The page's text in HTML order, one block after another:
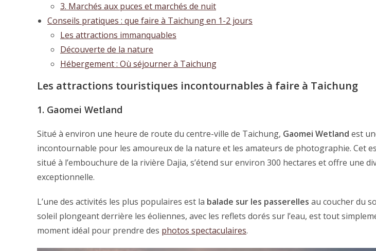
3. Marchés aux puces et marchés de nuit
Conseils pratiques : que faire à Taichung en 1-2 jours
Les attractions immanquables
Découverte de la nature
Hébergement : Où séjourner à Taichung
Les attractions touristiques incontournables à faire à Taichung
1. Gaomei Wetland
Situé à environ une heure de route du centre-ville de Taichung, Gaomei Wetland est
incontournable pour les amoureux de la nature et les amateurs de photographie. Cet
situé à l’embouchure de la rivière Dajia, s’étend sur environ 300 hectares et offre une
exceptionnelle.
L’une des activités les plus populaires est la balade sur les passerelles au coucher du
soleil plongeant derrière les éoliennes, avec les reflets dorés sur l’eau, est tout
moment idéal pour prendre des photos spectaculaires.